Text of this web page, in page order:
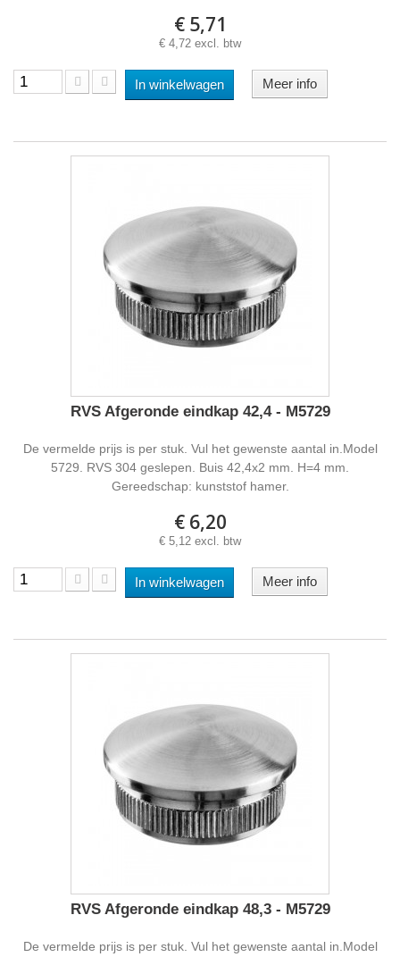
€ 5,71
€ 4,72 excl. btw
In winkelwagen Meer info
RVS Afgeronde eindkap 42,4 - M5729
De vermelde prijs is per stuk. Vul het gewenste aantal in.Model
5729. RVS 304 geslepen. Buis 42,4x2 mm. H=4 mm.
Gereedschap: kunststof hamer.
€ 6,20
€ 5,12 excl. btw
In winkelwagen Meer info
RVS Afgeronde eindkap 48,3 - M5729
De vermelde prijs is per stuk. Vul het gewenste aantal in.Model